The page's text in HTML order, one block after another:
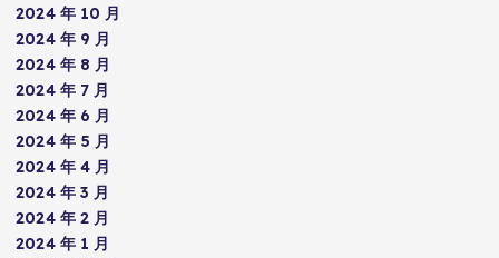
2024 年 10 月
2024 年 9 月
2024 年 8 月
2024 年 7 月
2024 年 6 月
2024 年 5 月
2024 年 4 月
2024 年 3 月
2024 年 2 月
2024 年 1 月